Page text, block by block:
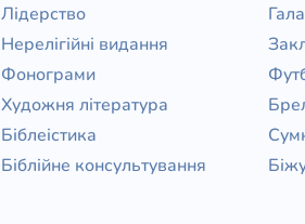
Лідерство
Нерелігійні видання
Фонограми
Художня література
Біблеістика
Біблійне консультування